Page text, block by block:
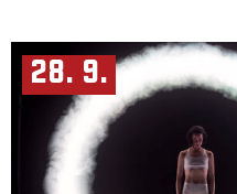
28. 9.